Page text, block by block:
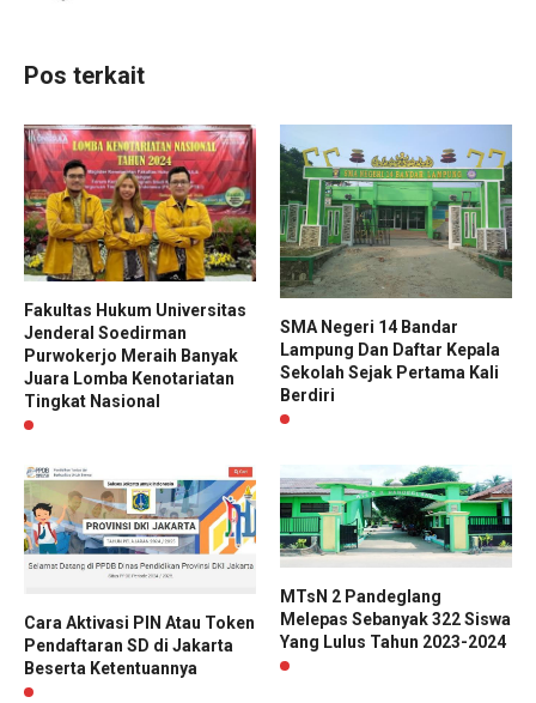
Pos terkait
Fakultas Hukum Universitas
Jenderal Soedirman
Purwokerjo Meraih Banyak
Juara Lomba Kenotariatan
Tingkat Nasional
SMA Negeri 14 Bandar
Lampung Dan Daftar Kepala
Sekolah Sejak Pertama Kali
Berdiri
Cara Aktivasi PIN Atau Token
Pendaftaran SD di Jakarta
Beserta Ketentuannya
MTsN 2 Pandeglang
Melepas Sebanyak 322 Siswa
Yang Lulus Tahun 2023-2024